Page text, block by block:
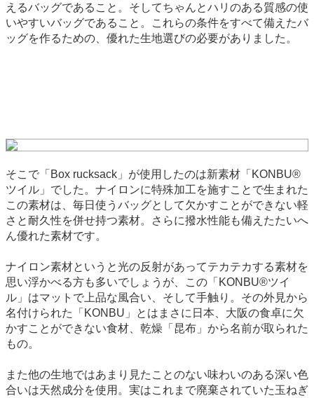
えるバッグであること。そしてちゃんとハリのある質感の使
いやすいバッグであること。これらの条件をすべて備えたバ
ッグを作るための、優れた生地選びの必要がありました。
そこで「Box rucksack」が使用したのは新素材「KONBU®
ツイル」でした。ナイロンに特殊加工を施すことで生まれた
この素材は、毎日使うバッグとして欠かすことができない軽
さと耐久性を併せ持つ素材。さらに撥水性能も備えたたいへ
ん優れた素材です。
ナイロン素材というと光の反射があってテカテカする素材を
思い浮かべる方も多いでしょうが、この「KONBU®ツイ
ル」はマットで上品な風合い、そして手触り。その外見から
名付けられた「KONBU」とはまさに日本、大阪の食卓に欠
かすことができない食材、乾燥「昆布」から名前が取られた
もの。
また他の生地ではあまり見たことのない味わいのある深い色
合いは天然成分を使用。実はこれまで廃棄されていた玉ねぎ